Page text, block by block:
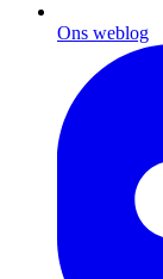
Ons weblog